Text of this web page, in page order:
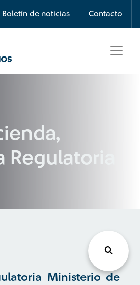
Boletín de noticias Contacto
Ministerio de